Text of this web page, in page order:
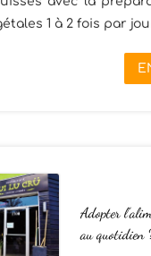
1 à 2 fois par
Adopter
au quotidien